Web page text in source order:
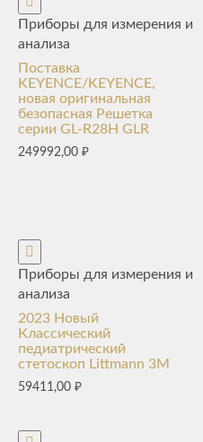
Приборы для измерения и
анализа
Поставка
KEYENCE/KEYENCE,
новая оригинальная
безопасная Решетка
серии GL-R28H GLR
249992,00 ₽
Приборы для измерения и
анализа
2023 Новый
Классический
педиатрический
стетоскоп Littmann 3M
59411,00 ₽